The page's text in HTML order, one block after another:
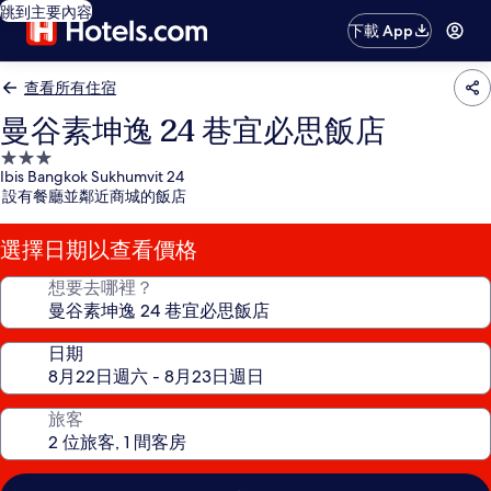
跳到主要內容
下載 App
查看所有住宿
曼谷素坤逸 24 巷宜必思飯店
3.0
星
級
住
宿
Ibis Bangkok Sukhumvit 24
設有餐廳並鄰近商城的飯店
選擇日期以查看價格
想要去哪裡？
日期
旅客